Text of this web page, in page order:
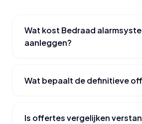
Wat kost Bedraad
aanleggen?
Wat bepaalt de definitieve
Is offertes vergelijken